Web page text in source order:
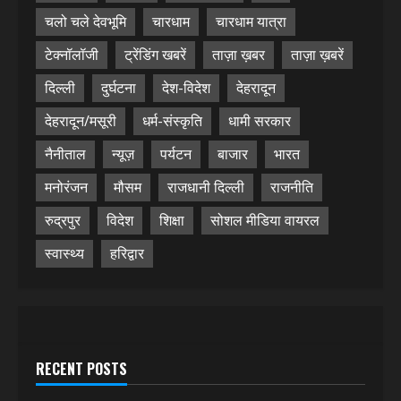
चलो चले देवभूमि
चारधाम
चारधाम यात्रा
टेक्नॉलॉजी
ट्रेंडिंग खबरें ताज़ा ख़बर
ताज़ा ख़बरें
दिल्ली
दुर्घटना देश-विदेश
देहरादून
देहरादून/मसूरी
धर्म-संस्कृति
धामी सरकार
नैनीताल
न्यूज़ पर्यटन बाजार
भारत
मनोरंजन
मौसम राजधानी दिल्ली
राजनीति
रुद्रपुर
विदेश शिक्षा
सोशल मीडिया वायरल
स्वास्थ्य
हरिद्वार
RECENT POSTS